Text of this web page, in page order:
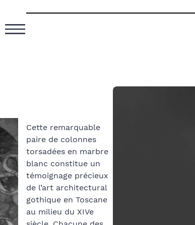
Cette remarquable
paire de colonnes
torsadées en marbre
blanc constitue un
témoignage précieux
de l’art architectural
gothique en Toscane
au milieu du XIVe